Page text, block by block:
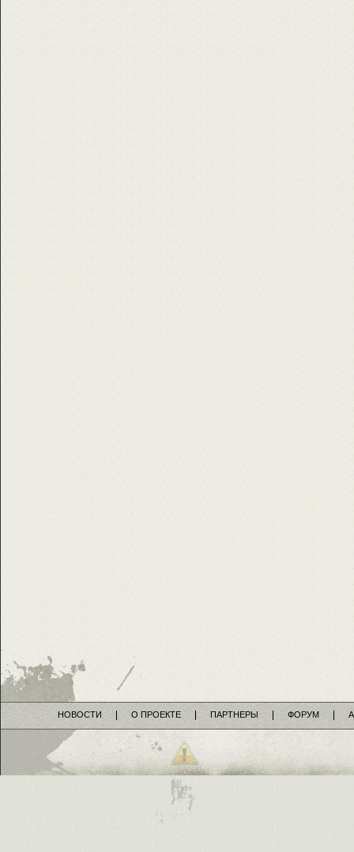
НОВОСТИ О ПРОЕКТЕ ПАРТНЕРЫ ФОРУМ